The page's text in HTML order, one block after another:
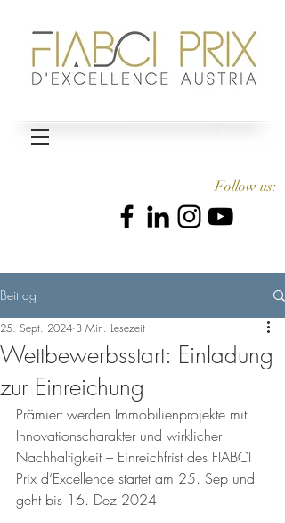
Follow us:
Beitrag
Wettbewerbsstart: Einladung
zur Einreichung
25. Sept. 2024 3 Min. Lesezeit
Prämiert werden Immobilienprojekte mit
Innovationscharakter und wirklicher
Nachhaltigkeit – Einreichfrist des FIABCI
Prix d‘Excellence startet am 25. Sep und
geht bis 16. Dez 2024